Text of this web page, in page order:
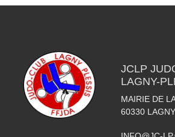
JCLP
LAGNY-
MAIRIE DE
60330